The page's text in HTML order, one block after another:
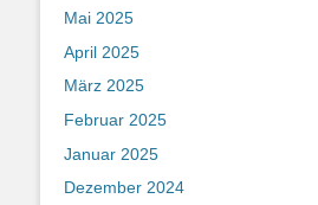
Mai 2025
April 2025
März 2025
Februar 2025
Januar 2025
Dezember 2024